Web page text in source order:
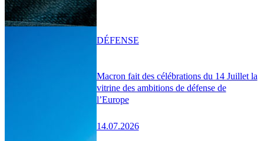
Macron fait des célébrations du 14 Juillet la
vitrine des ambitions de défense de
l’Europe
14.07.2026
DÉFENSE